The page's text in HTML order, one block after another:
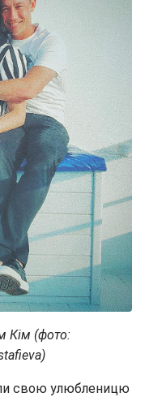
Кім (фото:
свою улюбленицю